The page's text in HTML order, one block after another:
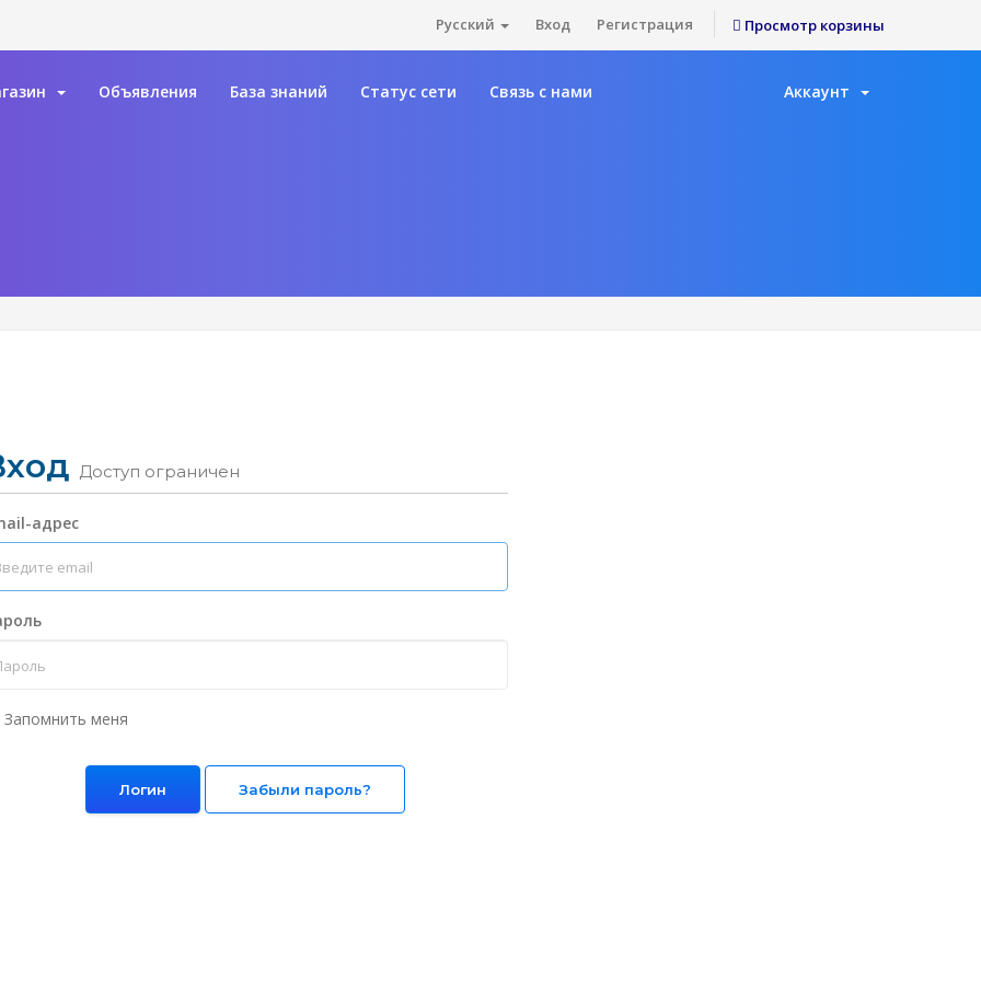
Русский Вход Регистрация Просмотр корзины
Объявления База знаний Статус сети Связь с нами Аккаунт
Доступ ограничен
адрес
Запомнить меня
Забыли пароль?